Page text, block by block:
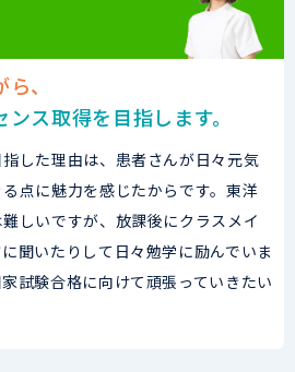
、
ス取得を目指します。
した理由は、患者さんが日々元気
点に魅力を感じたからです。東洋
しいですが、放課後にクラスメイ
聞いたりして日々勉学に励んでいま
試験合格に向けて頑張っていきたい